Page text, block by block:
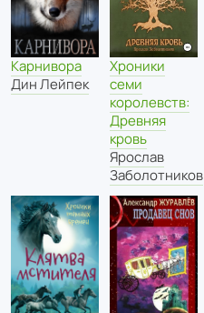
Карнивора
Дин Лейпек
Хроники
семи
королевств:
Древняя
кровь
Ярослав
Заболотников